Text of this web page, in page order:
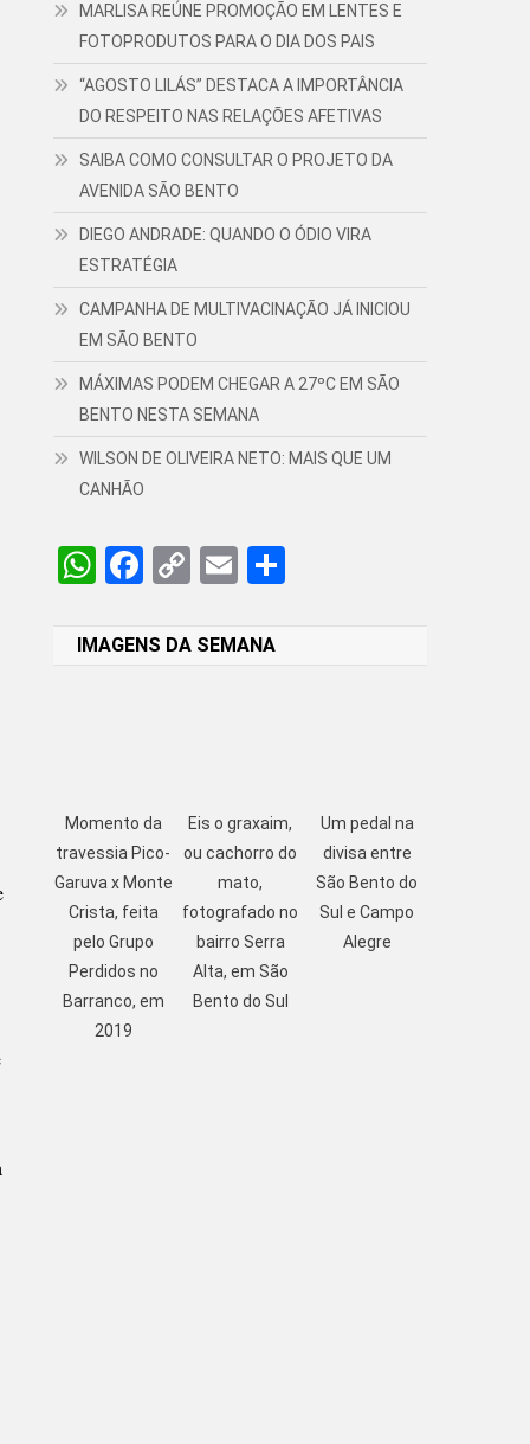
MARLISA REÚNE PROMOÇÃO EM LENTES E
FOTOPRODUTOS PARA O DIA DOS PAIS
“AGOSTO LILÁS” DESTACA A IMPORTÂNCIA
DO RESPEITO NAS RELAÇÕES AFETIVAS
SAIBA COMO CONSULTAR O PROJETO DA
AVENIDA SÃO BENTO
DIEGO ANDRADE: QUANDO O ÓDIO VIRA
ESTRATÉGIA
CAMPANHA DE MULTIVACINAÇÃO JÁ INICIOU
EM SÃO BENTO
MÁXIMAS PODEM CHEGAR A 27ºC EM SÃO
BENTO NESTA SEMANA
WILSON DE OLIVEIRA NETO: MAIS QUE UM
CANHÃO
WhatsApp
Facebook
CopyEmail
IMAGENS DA SEMANA
Momento da
travessia Pico-
Garuva x Monte
Crista, feita
pelo Grupo
Perdidos no
Barranco, em
2019
Eis o graxaim,
ou cachorro do
mato,
fotografado no
bairro Serra
Alta, em São
Bento do Sul
Um pedal na
divisa entre
São Bento do
Sul e Campo
Alegre